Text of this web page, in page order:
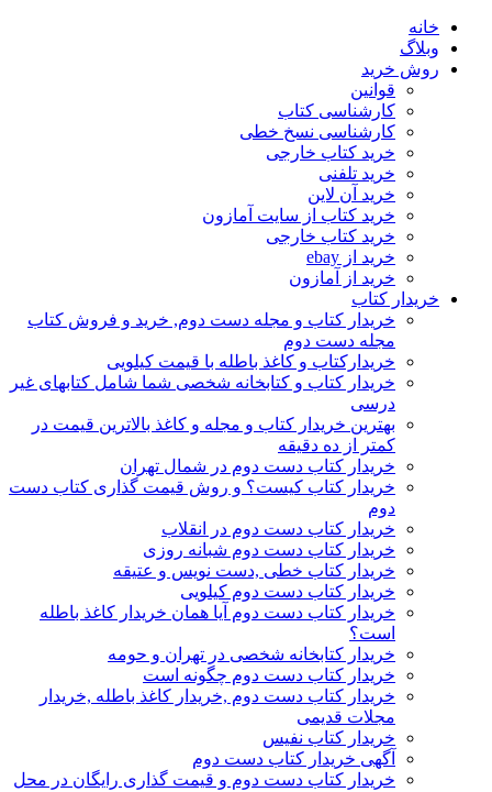
خانه
وبلاگ
روش خرید
قوانین
کارشناسی کتاب
کارشناسی نسخ خطی
خرید کتاب خارجی
خرید تلفنی
خرید آن لاین
خرید کتاب از سایت آمازون
خرید کتاب خارجی
خرید از ebay
خرید از آمازون
خریدار کتاب
خریدار کتاب و مجله دست دوم, خرید و فروش کتاب
مجله دست دوم
خریدارکتاب و کاغذ باطله با قیمت کیلویی
خریدار کتاب و کتابخانه شخصی شما شامل کتابهای غیر
درسی
بهترین خریدار کتاب و مجله و کاغذ بالاترین قیمت در
کمتر از ده دقیقه
خریدار کتاب دست دوم در شمال تهران
خریدار کتاب کیست؟ و روش قیمت گذاری کتاب دست
دوم
خریدار کتاب دست دوم در انقلاب
خریدار کتاب دست دوم شبانه روزی
خریدار کتاب خطی ,دست نویس و عتیقه
خریدار کتاب دست دوم کیلویی
خریدار کتاب دست دوم آیا همان خریدار کاغذ باطله
است؟
خریدار کتابخانه شخصی در تهران و حومه
خریدار کتاب دست دوم چگونه است
خریدار کتاب دست دوم ,خریدار کاغذ باطله ,خریدار
مجلات قدیمی
خریدار کتاب نفیس
آگهی خریدار کتاب دست دوم
خریدار کتاب دست دوم و قیمت گذاری رایگان در محل